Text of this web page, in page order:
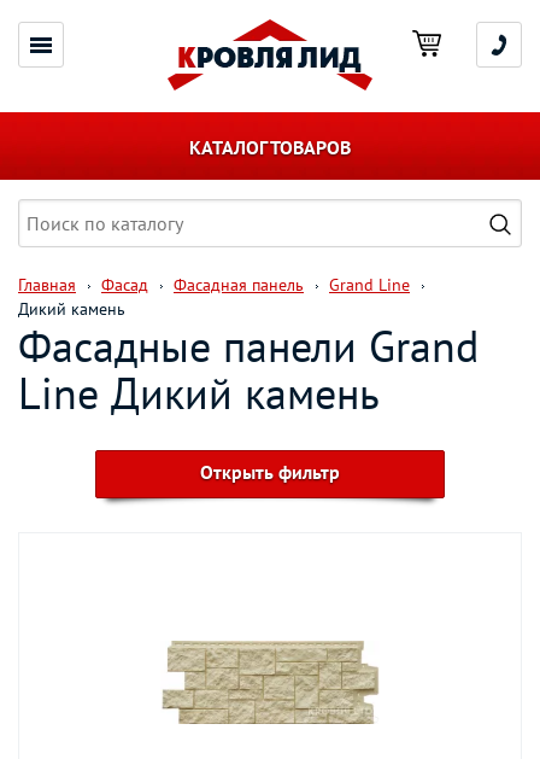
КАТАЛОГ ТОВАРОВ
Главная Фасад Фасадная панель
Grand Line
Дикий камень
Фасадные панели Grand
Line Дикий камень
Открыть фильтр